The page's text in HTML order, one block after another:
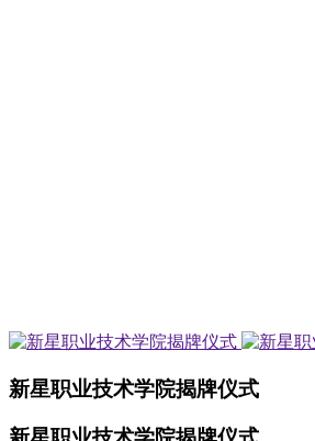
新星职业技术学院揭牌仪式